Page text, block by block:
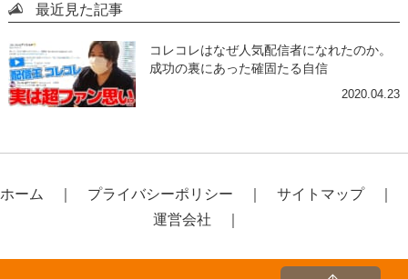
最近見た記事
コレコレはなぜ人気配信者になれたのか。
成功の裏にあった確固たる自信
2020.04.23
ホーム プライバシーポリシー
サイトマップ
運営会社